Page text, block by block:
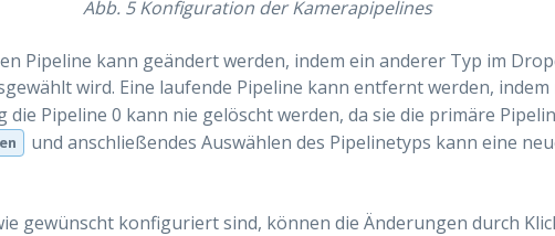
Abb. 5Konfiguration der Kamerapipelines
Pipeline kann geändert werden, indem ein anderer Typ im
wird. Eine laufende Pipeline kann entfernt werden,
die Pipeline 0 kann nie gelöscht werden, da sie die primäre
und anschließendes Auswählen des Pipelinetyps kann eine
gewünscht konfiguriert sind, können die Änderungen durch